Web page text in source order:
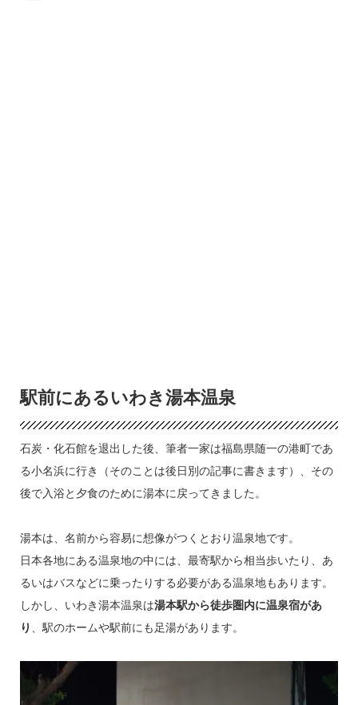
駅前にあるいわき湯本温泉
石炭・化石館を退出した後、筆者一家は福島県随一の港町であ
る小名浜に行き（そのことは後日別の記事に書きます）、その
後で入浴と夕食のために湯本に戻ってきました。
湯本は、名前から容易に想像がつくとおり温泉地です。
日本各地にある温泉地の中には、最寄駅から相当歩いたり、あ
るいはバスなどに乗ったりする必要がある温泉地もあります。
しかし、いわき湯本温泉は湯本駅から徒歩圏内に温泉宿があ
り 、駅のホームや駅前にも足湯があります。